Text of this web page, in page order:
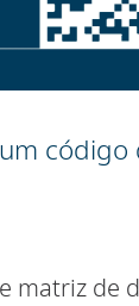
matriz de